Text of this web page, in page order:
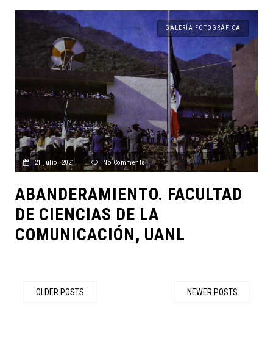
GALERÍA FOTOGRÁFICA
21 julio, 2021 No Comments
ABANDERAMIENTO. FACULTAD
DE CIENCIAS DE LA
COMUNICACIÓN, UANL
OLDER POSTS NEWER POSTS